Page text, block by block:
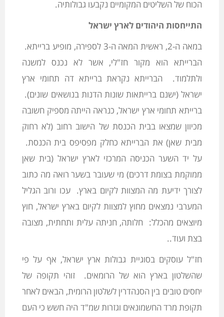
הכוח של השליטים המקומיים נקבעו גבולותיה.
התייחסות היהודים לארץ ישראל
במאה ה-2, ראשית המאה ה-3 לספירה, מופיע ברייתא.
הברייתא הוא מקור חז"לי, אשר לא נכנס למשנה
ולתלמוד. הברייתא נקראת ברייתא דה תחומי ארץ
ישראל (ישנם ברייתאות שונות הדנות בנושאים שונים).
ברייתא תחומי ארץ ישראל, כנראה הייתה מספיק חשובה
מכיוון שמצאו בבית הכנסת של הישוב רחוב (לא רחוק
מבית שאן) את הברייתא כחלק מפסיפס בית הכנסת.
על יד השער הכניסה המרכזי לארץ ישראל (בית שאן
ממוקמת בצומת דרכים) מי שעובר בשער רואה מה כתוב
לצורך ידיעת מה המצוות לקיום בארץ. עכו ורוב הגליל
המערבי נמצאים מחוץ למצוות לקיום בארץ ישראל, חוץ
מיוצאים מהכלל: חלותה, חניתה עלית ותחתית, מצובה
בצת ועוד..
חז"ל עוסקים בסוגיית גבולות ארץ ישראל, אף על פי
שהשלטון בארץ הוא של הרומאים. זוהי תקופה של
יחסים טובים בין הסנהדרין לשלטון הרומית, הבאים לאחר
תקופת מרד החשמונאים וגזרות שמ"ד היה חשש כי העם